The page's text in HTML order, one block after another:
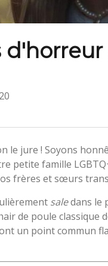
le jure ! Soyons
petite famille
frères et sœurs
saledans le
de poule classique
un point commun